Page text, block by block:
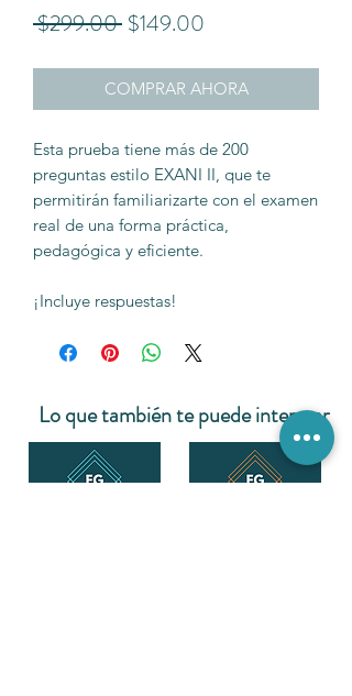
$299.00 Precio
$149.00
oferta
COMPRAR AHORA
Esta prueba tiene más de 200
preguntas estilo EXANI II, que te
permitirán familiarizarte con el examen
real de una forma práctica,
pedagógica y eficiente.
¡Incluye respuestas!
Lo que también te puede interesar